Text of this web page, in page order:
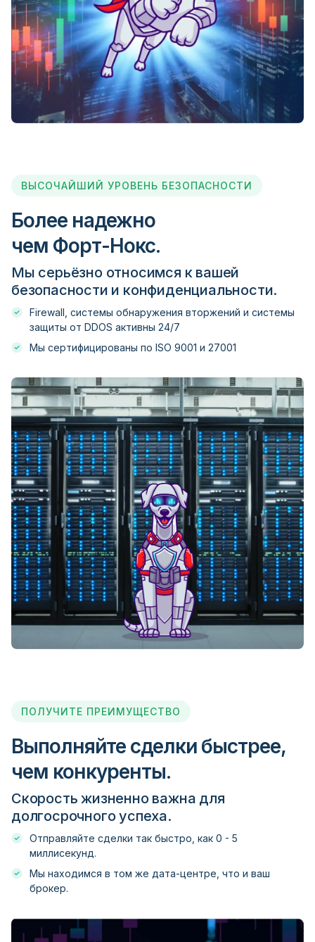
Evolve Markets
Exness
FBS
FinPro Trading
Firewood FX
Fortrade
Fx Choice
FXCM
FXDD
FXFlat
FXGlobe
FxNet
FXPIG
FXPrimus
GCI Financial
GKFX
ВЫСОЧАЙШИЙ УРОВЕНЬ БЕЗОПАСНОСТИ
Более надежно
чем Форт-Нокс.
Мы серьёзно относимся к вашей
безопасности и конфиденциальности.
Firewall, системы обнаружения вторжений и системы
защиты от DDOS активны 24/7
Мы сертифицированы по ISO 9001 и 27001
ПОЛУЧИТЕ ПРЕИМУЩЕСТВО
Выполняйте сделки быстрее,
чем конкуренты.
Скорость жизненно важна для
долгосрочного успеха.
Отправляйте сделки так быстро, как 0 - 5
миллисекунд.
Мы находимся в том же дата-центре, что и ваш
брокер.